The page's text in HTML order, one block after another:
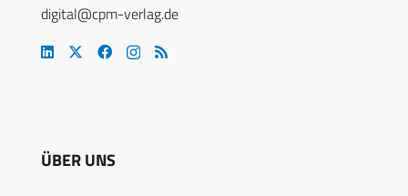
digital@cpm-verlag.de
ÜBER UNS